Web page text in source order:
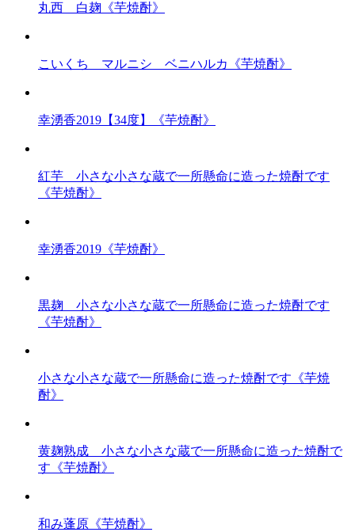
丸西 白麹《芋焼酎》
こいくち マルニシ ベニハルカ《芋焼酎》
幸湧香2019【34度】《芋焼酎》
紅芋 小さな小さな蔵で一所懸命に造った焼酎です
《芋焼酎》
幸湧香2019《芋焼酎》
黒麹 小さな小さな蔵で一所懸命に造った焼酎です
《芋焼酎》
小さな小さな蔵で一所懸命に造った焼酎です《芋焼
酎》
黄麹熟成 小さな小さな蔵で一所懸命に造った焼酎で
す《芋焼酎》
和み蓬原《芋焼酎》